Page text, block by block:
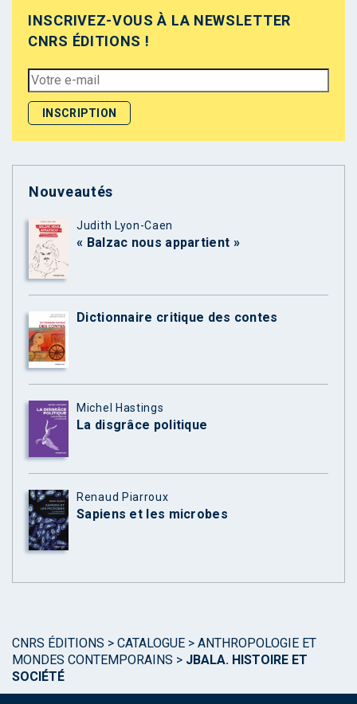
INSCRIVEZ-VOUS À LA NEWSLETTER
CNRS ÉDITIONS !
Nouveautés
Judith Lyon-Caen
« Balzac nous appartient »
Dictionnaire critique des contes
Michel Hastings
La disgrâce politique
Renaud Piarroux
Sapiens et les microbes
CNRS ÉDITIONS > CATALOGUE > ANTHROPOLOGIE ET
MONDES CONTEMPORAINS > JBALA. HISTOIRE ET
SOCIÉTÉ